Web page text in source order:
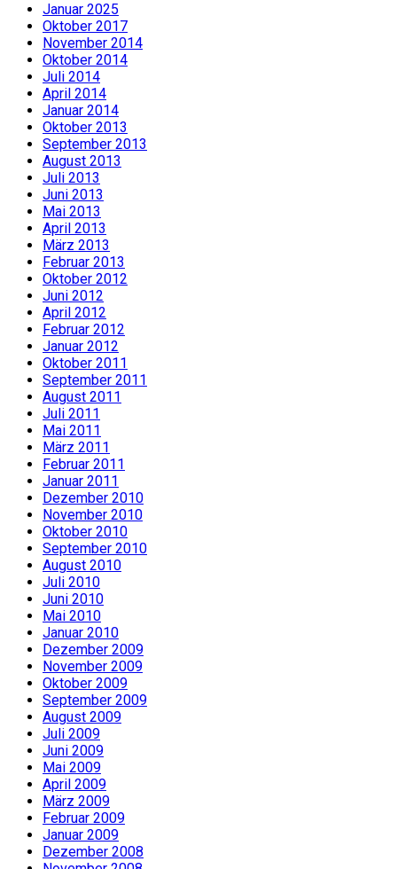
Januar 2025
Oktober 2017
November 2014
Oktober 2014
Juli 2014
April 2014
Januar 2014
Oktober 2013
September 2013
August 2013
Juli 2013
Juni 2013
Mai 2013
April 2013
März 2013
Februar 2013
Oktober 2012
Juni 2012
April 2012
Februar 2012
Januar 2012
Oktober 2011
September 2011
August 2011
Juli 2011
Mai 2011
März 2011
Februar 2011
Januar 2011
Dezember 2010
November 2010
Oktober 2010
September 2010
August 2010
Juli 2010
Juni 2010
Mai 2010
Januar 2010
Dezember 2009
November 2009
Oktober 2009
September 2009
August 2009
Juli 2009
Juni 2009
Mai 2009
April 2009
März 2009
Februar 2009
Januar 2009
Dezember 2008